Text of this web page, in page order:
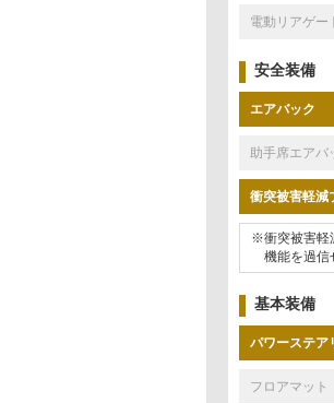
電動リアゲー
安全装備
エアバック
助手席エアバ
衝突被害軽減
※衝突被害軽
機能を過信
基本装備
パワーステア
フロアマット